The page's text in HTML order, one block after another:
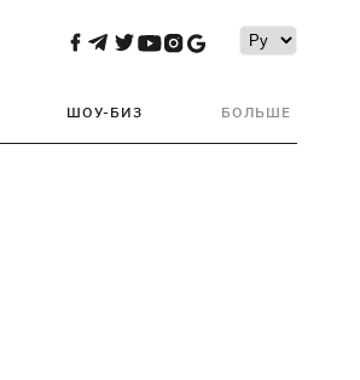
ШОУ-БИЗ БОЛЬШЕ